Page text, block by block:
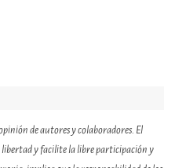
de autores y colaboradores. El
libertad y facilite la libre participación y